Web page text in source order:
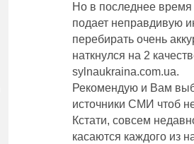
Но в последнее время
подает неправдивую
перебирать очень
наткнулся на 2
sylnaukraina.com.ua.
Рекомендую и Вам
источники СМИ чтоб
Кстати, совсем
касаются каждого из